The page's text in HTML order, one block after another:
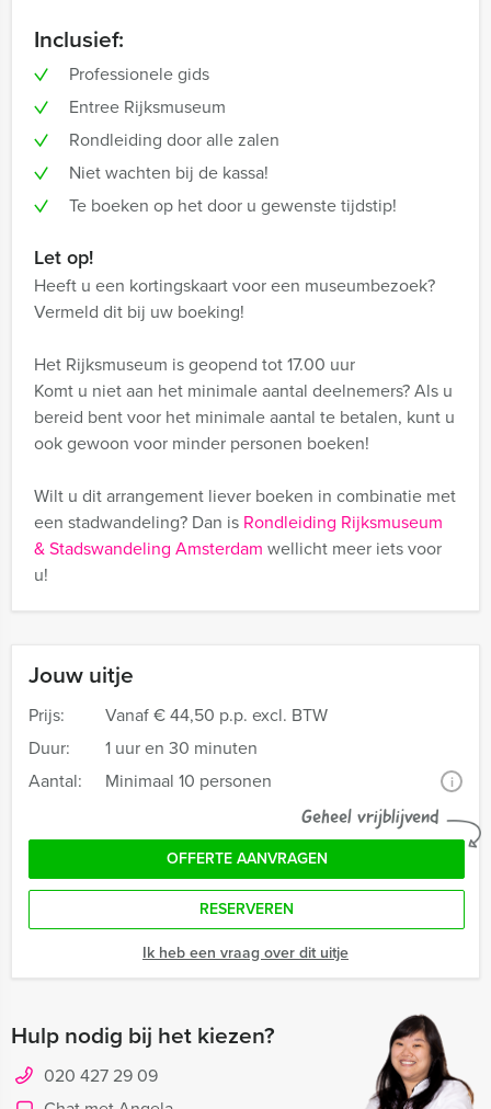
Jouw uitje
Prijs: Vanaf€ 44,50 p.p. excl. BTW
Duur:
1 uur en 30 minuten
Aantal:
Minimaal 10 personen i
Geheel vrijblijvend
OFFERTE AANVRAGEN
RESERVEREN
Ik heb een vraag over dit uitje
Hulp nodig bij het kiezen?
020 427 29 09
Inclusief:
Professionele gids
Entree Rijksmuseum
Rondleiding door alle zalen
Niet wachten bij de kassa!
Te boeken op het door u gewenste tijdstip!
Let op!
Heeft u een kortingskaart voor een museumbezoek?
Vermeld dit bij uw boeking!
Het Rijksmuseum is geopend tot 17.00 uur
Komt u niet aan het minimale aantal deelnemers? Als u
bereid bent voor het minimale aantal te betalen, kunt u
ook gewoon voor minder personen boeken!
Wilt u dit arrangement liever boeken in combinatie met
een stadwandeling? Dan is Rondleiding Rijksmuseum
& Stadswandeling Amsterdam wellicht meer iets voor
u!